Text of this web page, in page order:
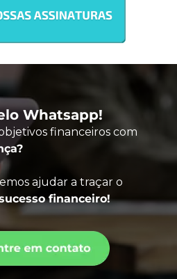
Whatsapp!
financeiros com
ajudar a traçar o
financeiro!